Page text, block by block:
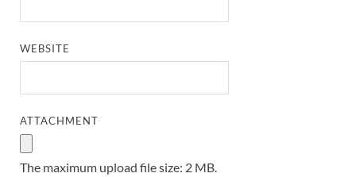
WEBSITE
ATTACHMENT
The maximum upload file size: 2 MB.